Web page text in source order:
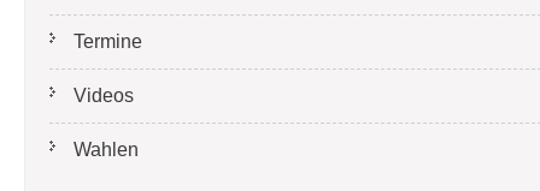
Termine
Videos
Wahlen